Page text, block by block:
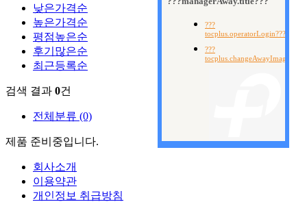
낮은가격순
높은가격순
평점높은순
후기많은순
최근등록순
검색 결과 0건
전체분류 (0)
제품 준비중입니다.
회사소개
이용약관
개인정보 취급방침